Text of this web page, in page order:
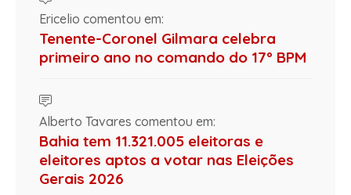
Ericelio comentou em:
Tenente-Coronel Gilmara celebra
primeiro ano no comando do 17º BPM
Alberto Tavares comentou em:
Bahia tem 11.321.005 eleitoras e
eleitores aptos a votar nas Eleições
Gerais 2026